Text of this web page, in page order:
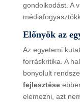
gondolkodást. A
Előnyök az
Az egyetemi
forráskritika. A
bonyolult
fejlesztése
elemezni, azt